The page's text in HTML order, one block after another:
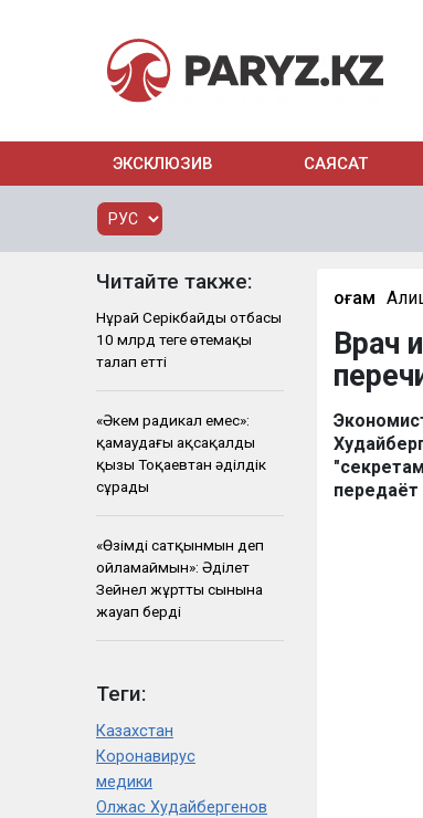
ЭКСКЛЮЗИВ САЯСАТ
Читайте также:
Нұрай Серікбайдың отбасы
10 млрд теңге өтемақы
талап етті
«Әкем радикал емес»:
қамаудағы ақсақалдың
қызы Тоқаевтан әділдік
сұрады
«Өзімді сатқынмын деп
ойламаймын»: Әділет
Зейнел жұрттың сынына
жауап берді
Теги:
Казахстан
Коронавирус
медики
Олжас Худайбергенов
Қоғам
Врач
передаёт